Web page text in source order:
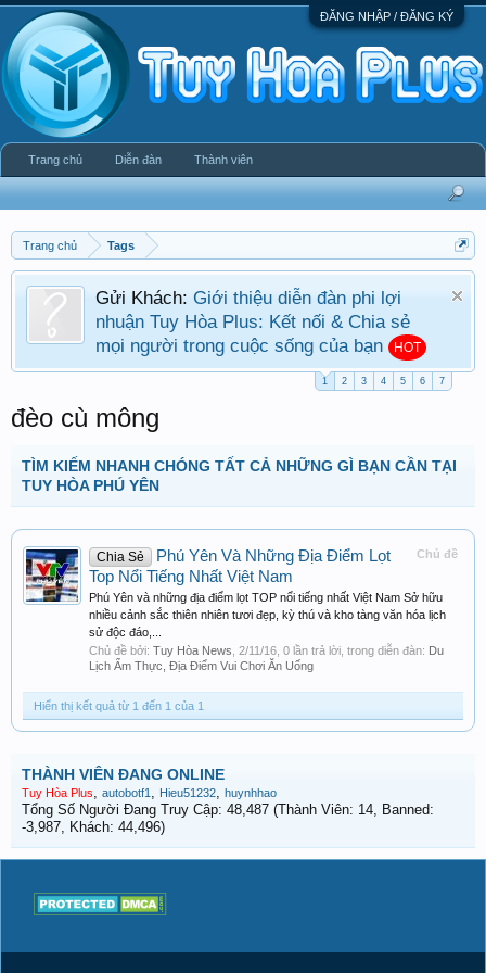
ĐĂNG NHẬP / ĐĂNG KÝ
Trang chủ Tags
Gửi Khách: Giới thiệu diễn đàn phi lợi
nhuận Tuy Hòa Plus: Kết nối & Chia sẻ
mọi người trong cuộc sống của bạn
HOT
1 2 3 4 5 6 7
đèo cù mông
TÌM KIẾM NHANH CHÓNG TẤT CẢ NHỮNG GÌ BẠN CẦN TẠI
TUY HÒA PHÚ YÊN
Chủ đề
Chia Sẻ
Phú Yên Và Những Địa Điểm Lọt
Top Nổi Tiếng Nhất Việt Nam
Phú Yên và những địa điểm lọt TOP nổi tiếng nhất Việt Nam Sở hữu
nhiều cảnh sắc thiên nhiên tươi đẹp, kỳ thú và kho tàng văn hóa lịch
sử độc đáo,...
Chủ đề bởi: Tuy Hòa News 2/11/16 , 0 lần trả lời, trong diễn đàn: Du
Lịch Ẩm Thực, Địa Điểm Vui Chơi Ăn Uống
Hiển thị kết quả từ 1 đến 1 của 1
THÀNH VIÊN ĐANG ONLINE
Tuy Hòa Plus, autobotf1 , Hieu51232, huynhhao
Tổng Số Người Đang Truy Cập: 48,487 (Thành Viên: 14, Banned:
-3,987, Khách: 44,496)
Trang chủ Diễn đàn Thành viên